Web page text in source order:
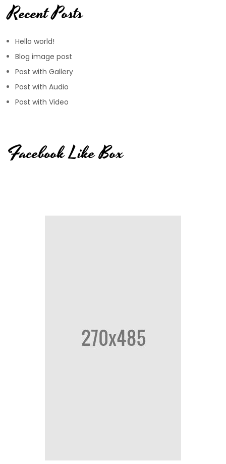
Recent Posts
Hello world!
Blog image post
Post with Gallery
Post with Audio
Post with Video
Facebook Like Box